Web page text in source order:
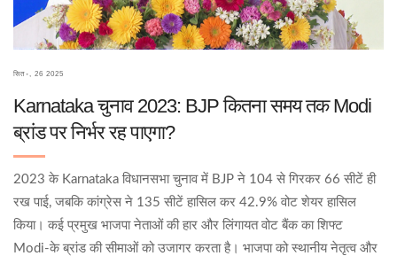
सित॰, 26 2025
Karnataka चुनाव 2023: BJP कितना समय तक Modi
ब्रांड पर निर्भर रह पाएगा?
2023 के Karnataka विधानसभा चुनाव में BJP ने 104 से गिरकर 66 सीटें ही
रख पाई, जबकि कांग्रेस ने 135 सीटें हासिल कर 42.9% वोट शेयर हासिल
किया। कई प्रमुख भाजपा नेताओं की हार और लिंगायत वोट बैंक का शिफ्ट
Modi‑के ब्रांड की सीमाओं को उजागर करता है। भाजपा को स्थानीय नेतृत्व और